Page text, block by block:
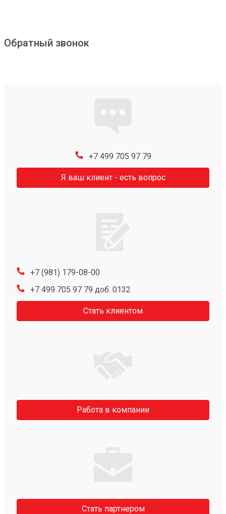
Обратный звонок
+7 499 705 97 79
Я ваш клиент - есть вопрос
+7 (981) 179-08-00
+7 499 705 97 79 доб. 0132
Стать клиентом
Работа в компании
Стать партнером